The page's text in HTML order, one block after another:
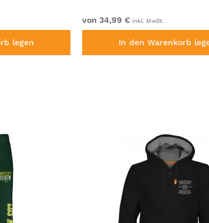
legen
von 34,99 € inkl. MwSt.
In den Warenkorb